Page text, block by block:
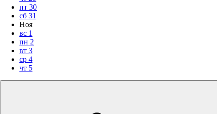
пт 30
сб 31
Ноя
вс 1
пн 2
вт 3
ср 4
чт 5